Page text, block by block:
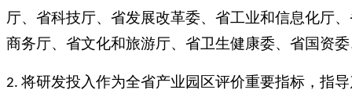
厅、省科技厅、省发展改革委、省工业和信息化厅
商务厅、省文化和旅游厅、省卫生健康委、省国资
2. 将研发投入作为全省产业园区评价重要指标，指